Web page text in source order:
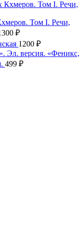
Том I. Речи,
₽
1200 ₽
«Феникс,
499 ₽